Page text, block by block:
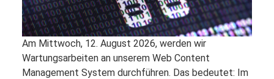
Am Mittwoch, 12. August 2026, werden wir
Wartungsarbeiten an unserem Web Content
Management System durchführen. Das bedeutet: Im